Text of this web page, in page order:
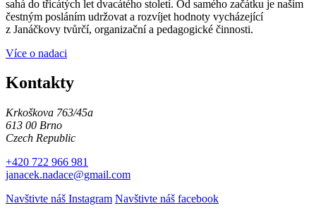
sahá do třicátých let dvacátého století. Od samého začátku je naším
čestným posláním udržovat a rozvíjet hodnoty vycházející
z Janáčkovy tvůrčí, organizační a pedagogické činnosti.
Více o nadaci
Kontakty
Krkoškova 763/45a
613 00 Brno
Czech Republic
+420 722 966 981
janacek.nadace@gmail.com
Navštivte náš Instagram Navštivte náš facebook